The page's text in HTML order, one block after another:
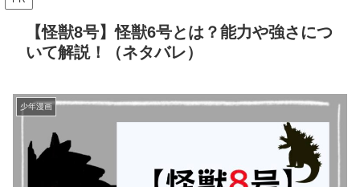
【怪獣8号】怪獣6号とは？能力や強さにつ
いて解説！（ネタバレ）
少年漫画